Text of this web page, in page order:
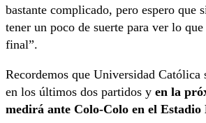
bastante complicado, pero espero que
tener un poco de suerte para ver lo que
final”.
Recordemos que Universidad Católica
en los últimos dos partidos y en la
medirá ante Colo-Colo en el